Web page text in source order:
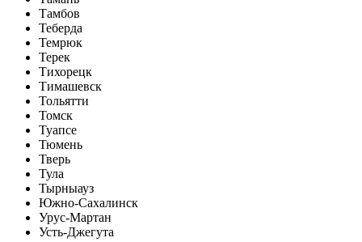
Тамбов
Теберда
Темрюк
Терек
Тихорецк
Тимашевск
Тольятти
Томск
Туапсе
Тюмень
Тверь
Тула
Тырныауз
Южно-Сахалинск
Урус-Мартан
Усть-Джегута